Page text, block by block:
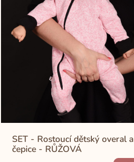
SET - Rostoucí dětský overal a
čepice - RŮŽOVÁ